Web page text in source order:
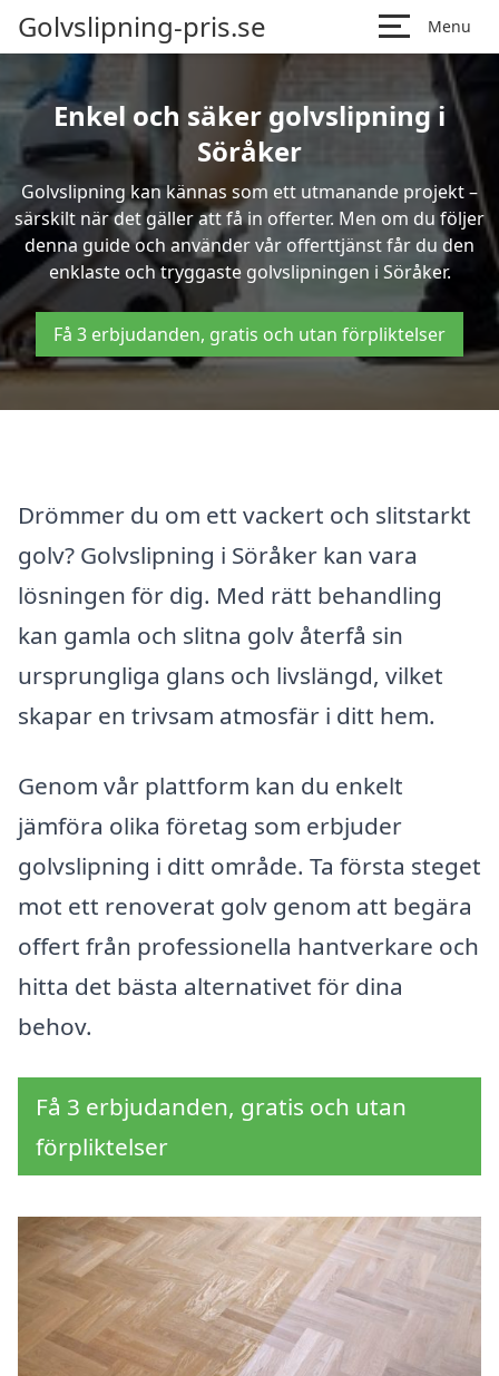
Golvslipning-pris.se Menu
Enkel och säker golvslipning i
Söråker
Golvslipning kan kännas som ett utmanande projekt –
särskilt när det gäller att få in offerter. Men om du följer
denna guide och använder vår offerttjänst får du den
enklaste och tryggaste golvslipningen i Söråker.
Få 3 erbjudanden, gratis och utan förpliktelser
Drömmer du om ett vackert och slitstarkt
golv? Golvslipning i Söråker kan vara
lösningen för dig. Med rätt behandling
kan gamla och slitna golv återfå sin
ursprungliga glans och livslängd, vilket
skapar en trivsam atmosfär i ditt hem.
Genom vår plattform kan du enkelt
jämföra olika företag som erbjuder
golvslipning i ditt område. Ta första steget
mot ett renoverat golv genom att begära
offert från professionella hantverkare och
hitta det bästa alternativet för dina
behov.
Få 3 erbjudanden, gratis och utan
förpliktelser